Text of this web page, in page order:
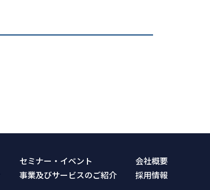
セミナー・イベント
会社概要
事業及びサービスのご紹介 採⽤情報